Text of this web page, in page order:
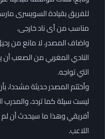
للفريق بقيادة السويسرى
مناسب من أى ناد خارجى.
واضاف المصدر، لا مانع من
النادي المغربي من الصعب أن
التي تواجه.
وأختتم المصدر حديثة مشددا،
ليست سيئة كما تردد، والمدرب
أفريقي وهذا ما سيحدث أن
اللاعب.